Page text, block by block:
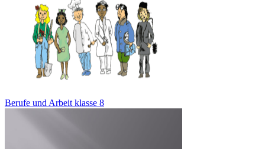
Berufe und Arbeit klasse 8